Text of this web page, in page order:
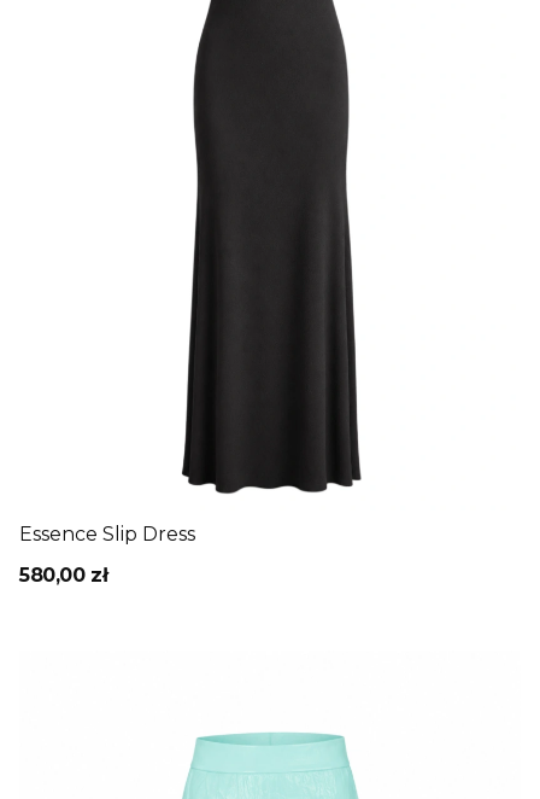
Essence Slip Dress
580,00 zł